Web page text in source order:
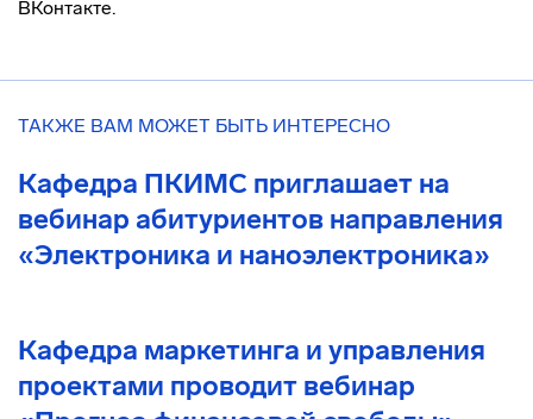
ВКонтакте.
ТАКЖЕ ВАМ МОЖЕТ БЫТЬ ИНТЕРЕСНО
Кафедра ПКИМС приглашает на
вебинар абитуриентов направления
«Электроника и наноэлектроника»
Кафедра маркетинга и управления
проектами проводит вебинар